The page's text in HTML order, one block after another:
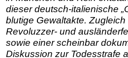
dieser deutsch-italienische
blutige Gewaltakte.
Revoluzzer- und
sowie einer scheinbar
Diskussion zur Todesstrafe